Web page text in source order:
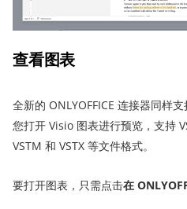
查看图表
全新的 ONLYOFFICE 连接器同样
您打开 Visio 图表进行预览，支持
VSTM 和 VSTX 等文件格式。
要打开图表，只需点击在